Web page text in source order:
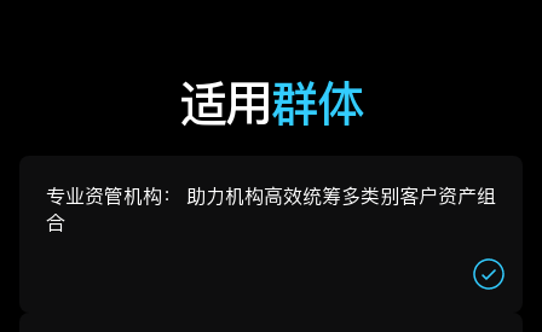
适用群体
专业资管机构： 助力机构高效统筹多类别客户资产组
合